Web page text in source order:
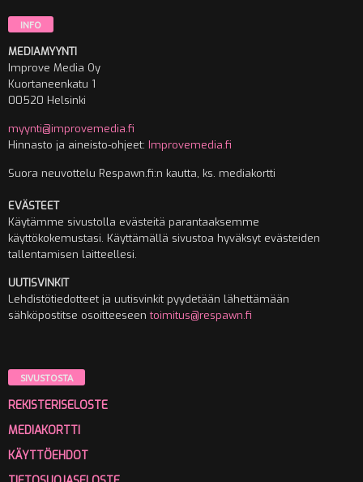
INFO
MEDIAMYYNTI
Improve Media Oy
Kuortaneenkatu 1
00520 Helsinki
myynti@improvemedia.fi
Hinnasto ja aineisto-ohjeet: Improvemedia.fi
Suora neuvottelu Respawn.fi:n kautta, ks. mediakortti
EVÄSTEET
Käytämme sivustolla evästeitä parantaaksemme
käyttökokemustasi. Käyttämällä sivustoa hyväksyt evästeiden
tallentamisen laitteellesi.
UUTISVINKIT
Lehdistötiedotteet ja uutisvinkit pyydetään lähettämään
sähköpostitse osoitteeseentoimitus@respawn.fi
SIVUSTOSTA
REKISTERISELOSTE
MEDIAKORTTI
KÄYTTÖEHDOT